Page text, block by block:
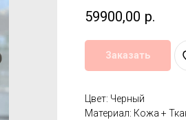
59900,00 р.
Заказать
Цвет: Черный
Материал: Кожа +